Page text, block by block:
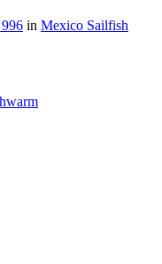
in Mexico Sailfish